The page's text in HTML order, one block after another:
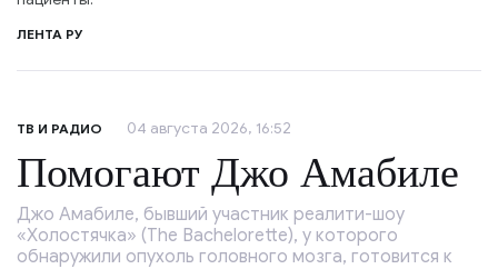
ЛЕНТА РУ
ТВ И РАДИО 04 августа 2026, 16:52
Помогают Джо Амабиле
Джо Амабиле, бывший участник реалити-шоу
«Холостячка» (The Bachelorette), у которого
обнаружили опухоль головного мозга, готовится к